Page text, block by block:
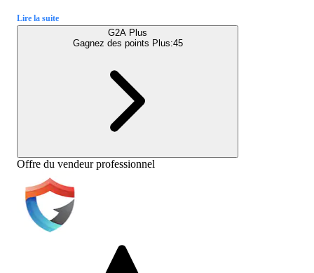
Lire la suite
G2A Plus
Gagnez des points Plus:45
Offre du vendeur professionnel